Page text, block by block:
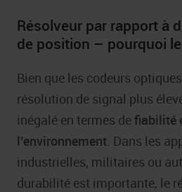
Résolveur par rapport à
de position – pourquoi
Bien que les codeurs
résolution de signal plus
inégalé en termes defiabilité
l’environnement. Dans les
industrielles, militaires ou
durabilité est importante, le